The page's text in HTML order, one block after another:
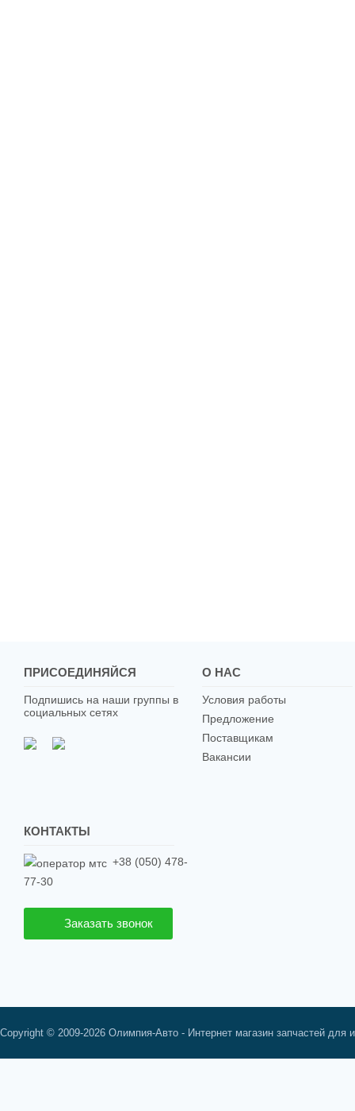
ПРИСОЕДИНЯЙСЯ
Подпишись на наши группы в
социальных сетях
О НАС
Условия работы
Предложение
Поставщикам
Вакансии
КОНТАКТЫ
+38 (050) 478-
77-30
Заказать звонок
Copyright © 2009-2026 Олимпия-Авто - Интернет магазин запчастей для